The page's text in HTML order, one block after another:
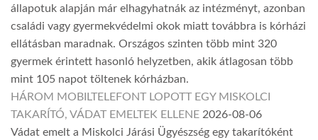
állapotuk alapján már elhagyhatnák az intézményt, azonban
családi vagy gyermekvédelmi okok miatt továbbra is kórházi
ellátásban maradnak. Országos szinten több mint 320
gyermek érintett hasonló helyzetben, akik átlagosan több
mint 105 napot töltenek kórházban.
HÁROM MOBILTELEFONT LOPOTT EGY MISKOLCI
TAKARÍTÓ, VÁDAT EMELTEK ELLENE 2026-08-06
Vádat emelt a Miskolci Járási Ügyészség egy takarítóként